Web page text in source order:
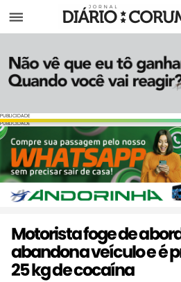
Menu
PUBLICIDADE
PUBLICIDADE
Motorista foge de
abandona veículo e é
25 kg de cocaína